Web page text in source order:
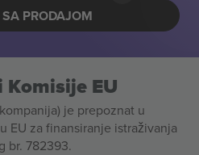
PRODAJOM
EU
je prepoznat u
EU za finansiranje istraživanja
br. 782393.